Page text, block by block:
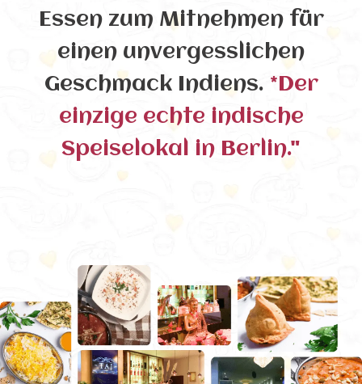
Essen zum Mitnehmen für
einen unvergesslichen
Geschmack Indiens. *Der
einzige echte indische
Speiselokal in Berlin."